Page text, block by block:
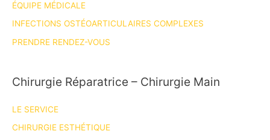
ÉQUIPE MÉDICALE
INFECTIONS OSTÉOARTICULAIRES COMPLEXES
PRENDRE RENDEZ-VOUS
Chirurgie Réparatrice – Chirurgie Main
LE SERVICE
CHIRURGIE ESTHÉTIQUE